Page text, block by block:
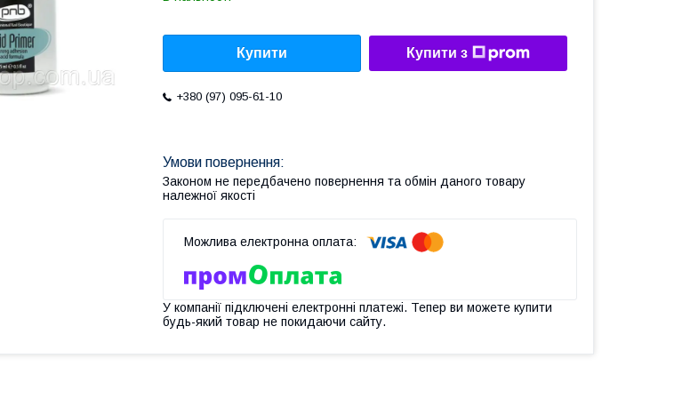
Купити Купити з
+380 (97) 095-61-10
Законом не передбачено повернення та обмін даного товару
належної якості
У компанії підключені електронні платежі. Тепер ви можете купити
будь-який товар не покидаючи сайту.